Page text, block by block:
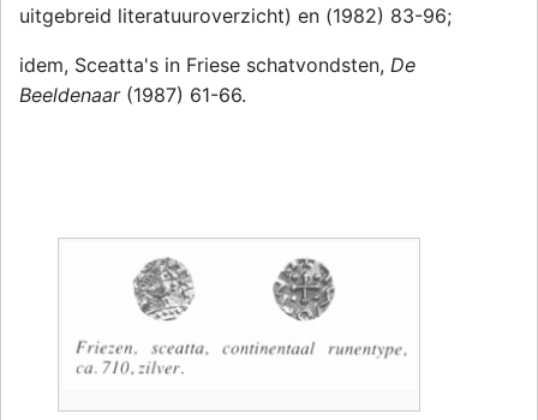
uitgebreid literatuuroverzicht) en (1982) 83-96;
idem, Sceatta's in Friese schatvondsten, De
Beeldenaar(1987) 61-66.